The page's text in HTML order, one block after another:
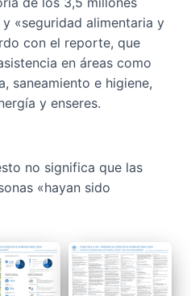
«seguridad alimentaria y
con el reporte, que
en áreas como
saneamiento e higiene,
y enseres.
no significa que las
«hayan sido